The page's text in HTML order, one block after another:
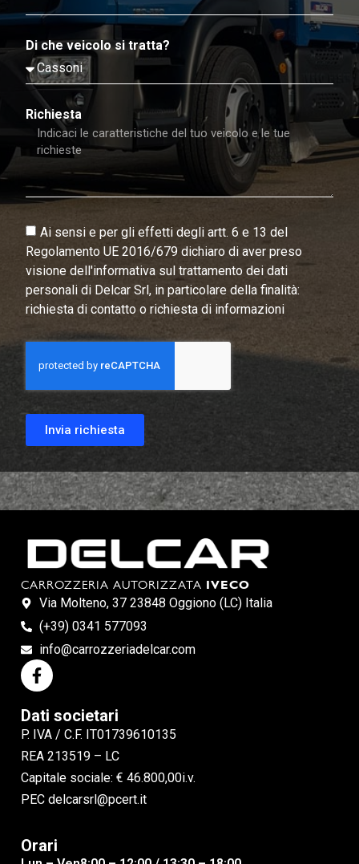
Di che veicolo si tratta?
Richiesta
Ai sensi e per gli effetti degli artt. 6 e 13 del
Regolamento UE 2016/679 dichiaro di aver preso
visione dell'informativa sul trattamento dei dati
personali di Delcar Srl, in particolare della finalità:
richiesta di contatto o richiesta di informazioni
Invia richiesta
CARROZZERIA AUTORIZZATA IVECO
Via Molteno, 37 23848 Oggiono (LC) Italia
(+39) 0341 577093
info@carrozzeriadelcar.com
Dati societari
P. IVA / C.F. IT01739610135
REA 213519 – LC
Capitale sociale: € 46.800,00i.v.
PEC delcarsrl@pcert.it
Orari